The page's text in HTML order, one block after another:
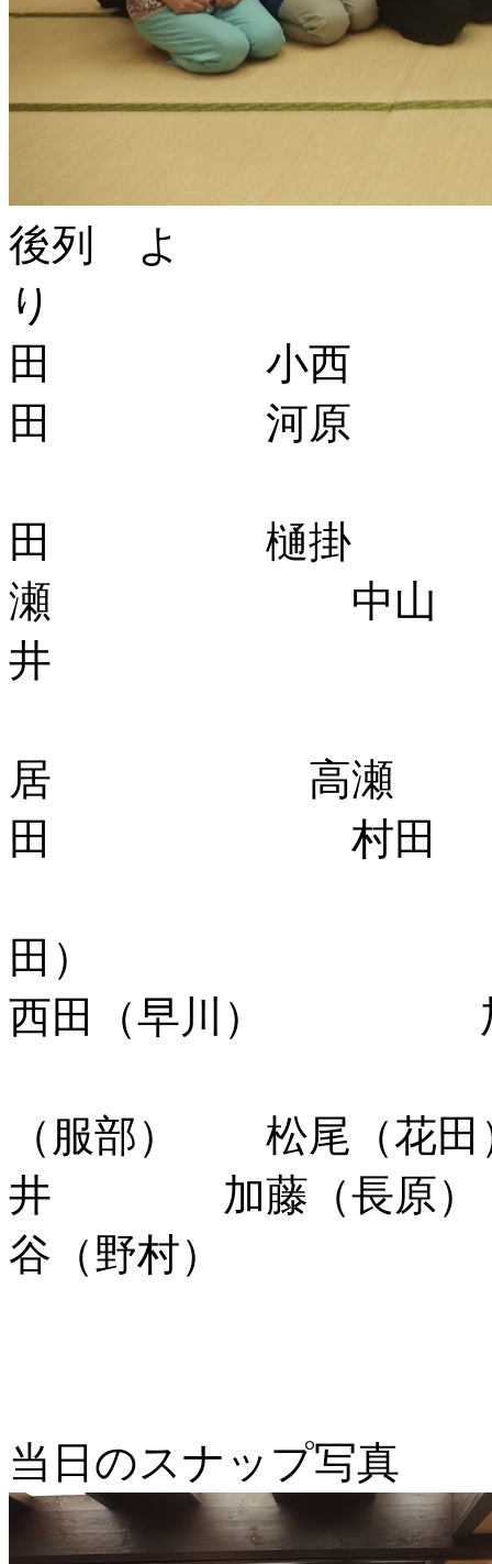
後列 よ
り
田 小西
田 河原 高
田 樋
瀬 中
井 山
居 高瀬
田 村田
西田（早川） 加
（服部） 松
井 加藤（長原
谷（野村）
当日のスナップ写真